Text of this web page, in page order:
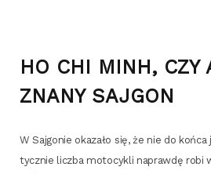
HO CHI MINH, CZY
ZNANY SAJGON
W Saj­go­nie oka­za­ło się, że nie do
tycz­nie licz­ba moto­cy­kli napraw­dę robi